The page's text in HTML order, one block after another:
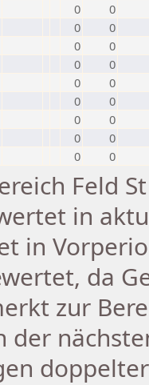
0
0
0
0
0
0
0
0
0
0
0
0
0
0
0
0
0 0
Feld
in
in
da
zur
der